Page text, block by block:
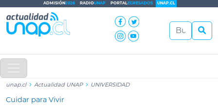
ADMISIÓN2026 RADIOUNAP PORTALEGRESADOS UNAP.CL
unap.cl Actualidad UNAP UNIVERSIDAD
Cuidar para Vivir